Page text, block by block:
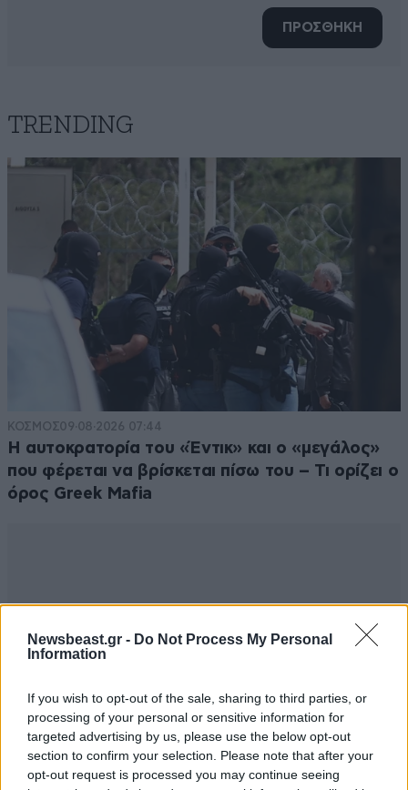
Newsbeast.gr - Do Not Process My Personal
Information
If you wish to opt-out of the sale, sharing to third parties, or
processing of your personal or sensitive information for
targeted advertising by us, please use the below opt-out
section to confirm your selection. Please note that after your
opt-out request is processed you may continue seeing
ΠΡΟΣΘΗΚΗ
TRENDING
ΚΟΣΜΟΣ09·08·2026 07:44
Η αυτοκρατορία του «Έντικ» και ο «μεγάλος»
που φέρεται να βρίσκεται πίσω του – Τι ορίζει ο
όρος Greek Mafia